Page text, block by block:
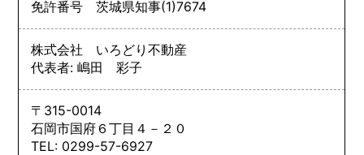
免許番号茨城県知事(1)7674
株式会社 いろどり不動産
代表者: 嶋田 彩子
〒315-0014
石岡市国府６丁目４－２０
TEL: 0299-57-6927